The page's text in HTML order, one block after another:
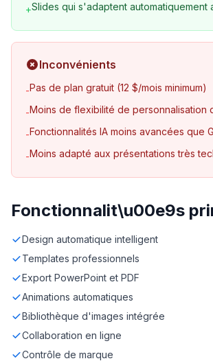
+Slides qui s'adaptent automatiquement
Inconvénients
-Pas de plan gratuit (12 $/mois minimum)
-Moins de flexibilité de personnalisation
-Fonctionnalités IA moins avancées que
-Moins adapté aux présentations très
Fonctionnalit\u00e9s
Design automatique intelligent
Templates professionnels
Export PowerPoint et PDF
Animations automatiques
Bibliothèque d'images intégrée
Collaboration en ligne
Contrôle de marque